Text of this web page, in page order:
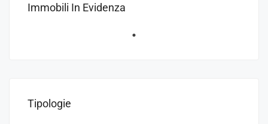
Immobili In Evidenza
Tipologie